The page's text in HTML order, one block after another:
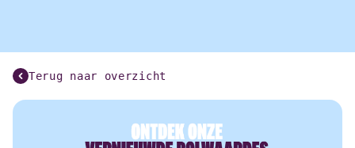
Terug naar overzicht